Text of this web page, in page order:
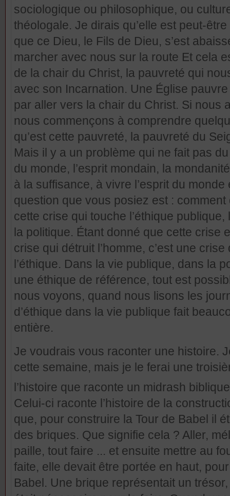
sociologique ou philosophique, ou
théologale. Je dirais qu’elle est peut-
que ce Dieu, le Fils de Dieu, s’est
marcher avec nous sur la route Et cela
de la chair du Christ, la pauvreté qui
avec son Incarnation. Une Église
par aller vers la chair du Christ. Si nous
nous commençons à comprendre
qu’est cette pauvreté, la pauvreté du
Mais il y a un problème qui ne fait pas
du monde, l’esprit mondain, la
à la suffisance, à vivre l’esprit du
question que vous posiez est :
cette crise qui touche l’éthique
la politique. Étant donné que cette crise
crise qui détruit l’homme, c’est une
l’éthique. Dans la vie publique, dans la
une éthique de référence, tout est
nous voyons, quand nous lisons les
d’éthique dans la vie publique fait
entière.
Je voudrais vous raconter une histoire.
cette semaine, mais je le ferai une
l’histoire que raconte un midrash
Celui-ci raconte l’histoire de la
que, pour construire la Tour de Babel il
des briques. Que signifie cela ? Aller,
paille, tout faire ... et ensuite mettre au
faite, elle devait être portée en haut,
Babel. Une brique représentait un